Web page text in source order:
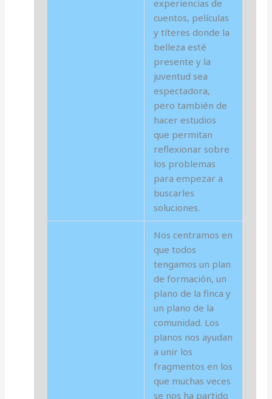
experiencias de
cuentos, películas
y títeres donde la
belleza esté
presente y la
juventud sea
espectadora,
pero también de
hacer estudios
que permitan
reflexionar sobre
los problemas
para empezar a
buscarles
soluciones.
Nos centramos en
que todos
tengamos un plan
de formación, un
plano de la finca y
un plano de la
comunidad. Los
planos nos ayudan
a unir los
fragmentos en los
que muchas veces
se nos ha partido